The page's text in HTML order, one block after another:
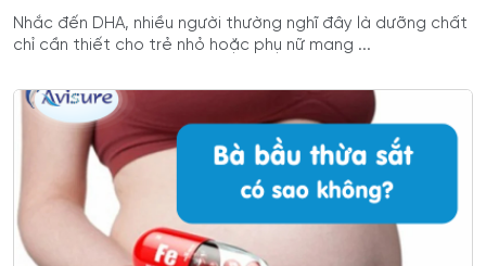
Nhắc đến DHA, nhiều người thường nghĩ đây là dưỡng chất
chỉ cần thiết cho trẻ nhỏ hoặc phụ nữ mang ...